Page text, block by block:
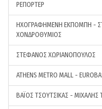
ΡΕΠΟΡΤΕΡ
ΗΧΟΓΡΑΦΗΜΕΝΗ ΕΚΠΟΜΠΗ -
ΧΟΝΔΡΟΘΥΜΙΟΣ
ΣΤΕΦΑΝΟΣ ΧΩΡΙΑΝΟΠΟΥΛΟΣ
ATHENS METRO MALL -
ΒΑΪΟΣ ΤΣΟΥΤΣΙΚΑΣ - ΜΙΧΑΛΗΣ